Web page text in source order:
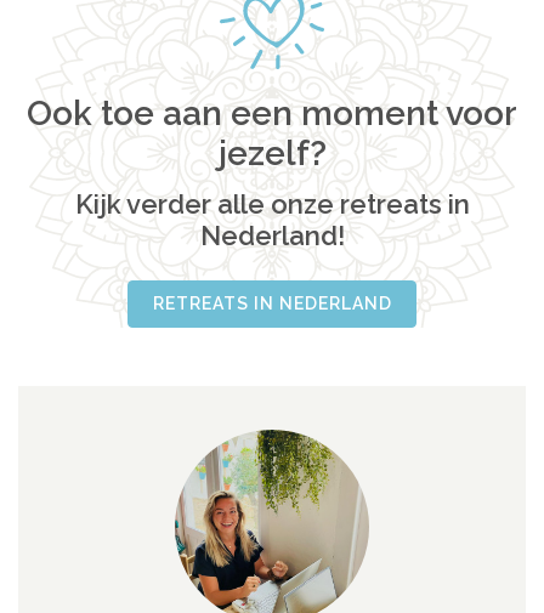
Ook toe aan een moment voor
jezelf?
Kijk verder alle onze retreats in
Nederland!
RETREATS IN NEDERLAND